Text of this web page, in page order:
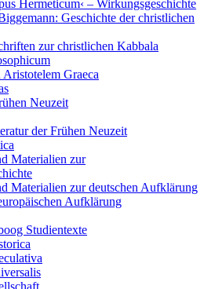
Hermeticum‹ – Wirkungsgeschichte
Geschichte der christlichen
zur christlichen Kabbala
Graeca
Neuzeit
der Frühen Neuzeit
Materialien zur
Materialien zur deutschen Aufklärung
Aufklärung
Studientexte